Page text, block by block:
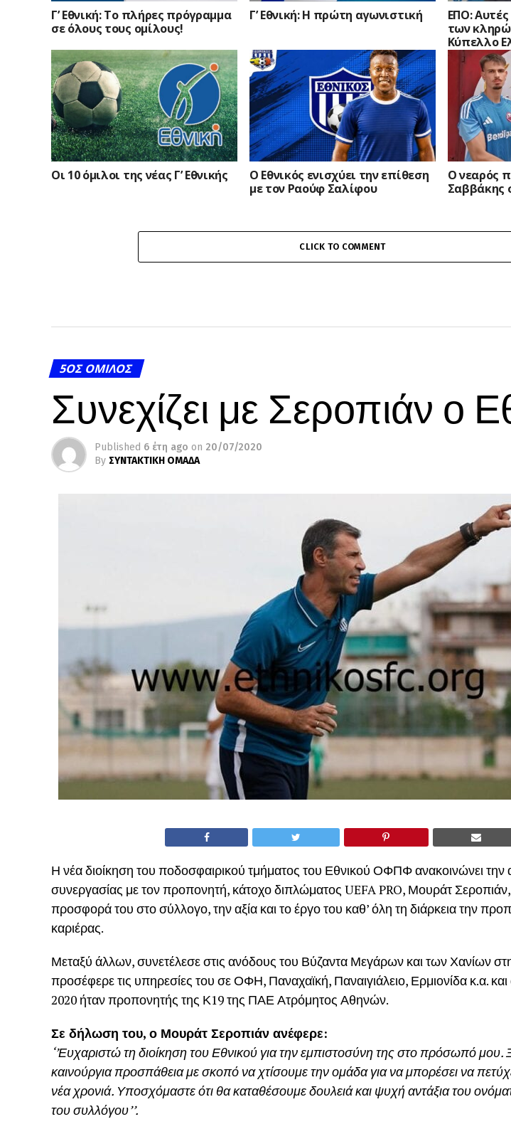
Γ’ Εθνική: Το πλήρες πρόγραμμα
σε όλους τους ομίλους!
Γ’ Εθνική: Η πρώτη αγωνιστική
ΕΠΟ: Αυτές
των
Κύπελλο
Οι 10 όμιλοι της νέας Γ’ Εθνικής
Ο Εθνικός ενισχύει την επίθεση
με τον Ραούφ Σαλίφου
Ο νεαρός
Σαββάκης
CLICK TO COMMENT
5ΟΣ ΌΜΙΛΟΣ
Συνεχίζει με Σεροπιάν ο
Published 6 έτη ago on 20/07/2020
By ΣΥΝΤΑΚΤΙΚΗ ΟΜΑΔΑ
Η νέα διοίκηση του ποδοσφαιρικού τμήματος του Εθνικού ΟΦΠΦ ανακοινώνει
συνεργασίας με τον προπονητή, κάτοχο διπλώματος UEFA PRO, Μουράτ
προσφορά του στο σύλλογο, την αξία και το έργο του καθ’ όλη τη διάρκεια την
καριέρας.
Μεταξύ άλλων, συνετέλεσε στις ανόδους του Βύζαντα Μεγάρων και των Χανίων
προσέφερε τις υπηρεσίες του σε ΟΦΗ, Παναχαϊκή, Παναιγιάλειο, Ερμιονίδα κ.α.
2020 ήταν προπονητής της Κ19 της ΠΑΕ Ατρόμητος Αθηνών.
Σε δήλωση του, ο Μουράτ Σεροπιάν ανέφερε:
‘’Ευχαριστώ τη διοίκηση του Εθνικού για την εμπιστοσύνη της στο πρόσωπό μου.
καινούργια προσπάθεια με σκοπό να χτίσουμε την ομάδα για να μπορέσει να
νέα χρονιά. Υποσχόμαστε ότι θα καταθέσουμε δουλειά και ψυχή αντάξια του
του συλλόγου’’.